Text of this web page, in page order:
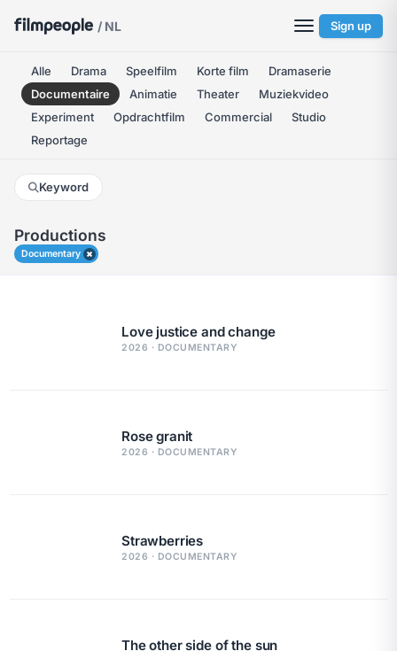
/ NL Sign up
Alle Drama Speelfilm Korte film
Dramaserie
Documentaire
Animatie Theater
Muziekvideo
Experiment
Opdrachtfilm Commercial
Studio
Reportage
Keyword
Productions
Documentary
Love justice and change
2026 · DOCUMENTARY
Rose granit
2026 · DOCUMENTARY
Strawberries
2026 · DOCUMENTARY
The other side of the sun